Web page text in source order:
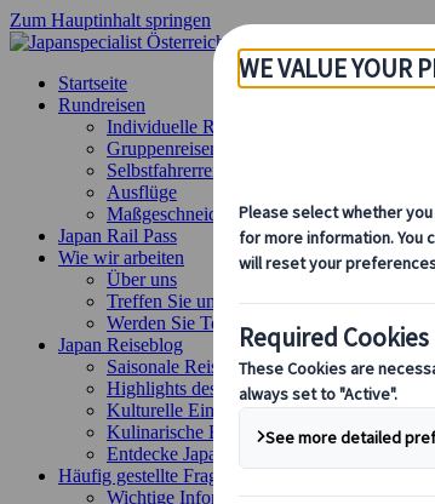
Zum Hauptinhalt springen
Startseite
Rundreisen
Individuelle Reisen
Gruppenreisen
Selbstfahrerreisen
Ausflüge
Maßgeschneiderte Gruppenreisen
Japan Rail Pass
Wie wir arbeiten
Über uns
Treffen Sie unser Team
Werden Sie Teil unseres Teams
Japan Reiseblog
Saisonale Reisetipps
Highlights des Reiseziels
Kulturelle Einblicke
Kulinarische Erlebnisse
Entdecke Japan mit dem Zug
Häufig gestellte Fragen
Wichtige Informationen